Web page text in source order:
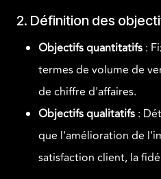
2. Définition des
Objectifs quantitatifs :
termes de volume de
de chiffre d'affaires.
Objectifs qualitatifs :
que l'amélioration de
satisfaction client, la